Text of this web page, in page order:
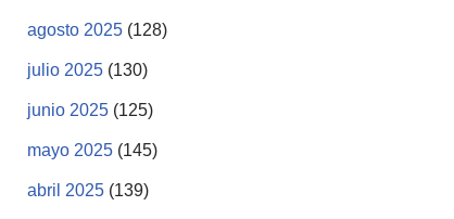
agosto 2025 (128)
julio 2025 (130)
junio 2025 (125)
mayo 2025 (145)
abril 2025 (139)